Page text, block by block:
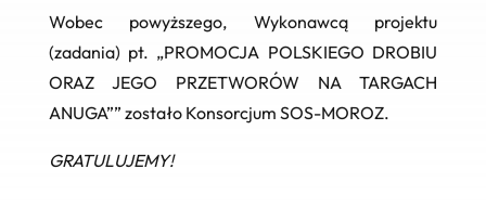
Wobec powyższego, Wykonawcą projektu
(zadania) pt. „PROMOCJA POLSKIEGO DROBIU
ORAZ JEGO PRZETWORÓW NA TARGACH
ANUGA”” zostało Konsorcjum SOS-MOROZ.
GRATULUJEMY!